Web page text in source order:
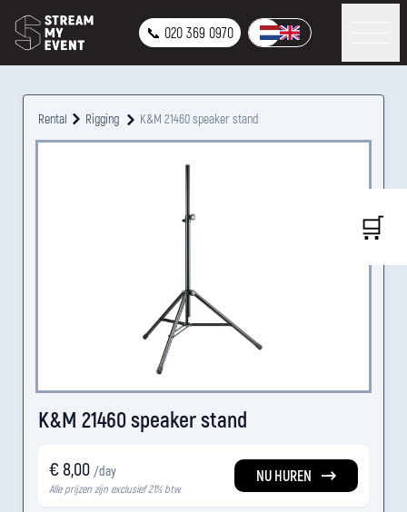
📞 020 369 0970
Rental Rigging K&M 21460 speaker stand
K&M 21460 speaker stand
€ 8,00 /day
Alle prijzen zijn exclusief 21% btw.
NU HUREN
🛒